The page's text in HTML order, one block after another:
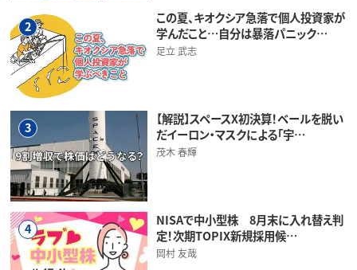
2
この夏、キオクシア急落で個人投資家が
学んだこと…自分は暴落パニック…
足立 武志
3
【解説】スペースX初決算！ベールを脱い
だイーロン・マスクによる「宇…
茂木 春輝
4
NISAで中小型株 8月末に入れ替え判
定！次期TOPIX新規採用候…
岡村 友哉